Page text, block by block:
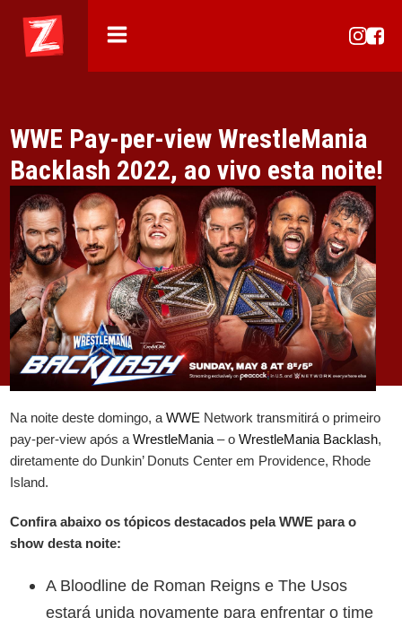
WWE Pay-per-view WrestleMania
Backlash 2022, ao vivo esta noite!
Na noite deste domingo, aWWE Network transmitirá o primeiro
pay-per-view após a WrestleMania – o WrestleMania Backlash,
diretamente do Dunkin’ Donuts Center em Providence, Rhode
Island.
Confira abaixo os tópicos destacados pela WWE para o
show desta noite:
A Bloodline de Roman Reigns e The Usos
estará unida novamente para enfrentar o time